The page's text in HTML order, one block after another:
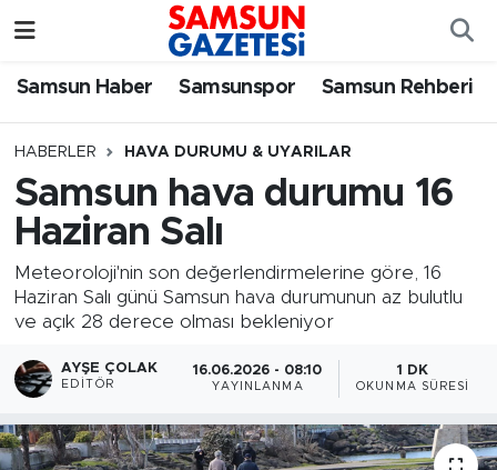
Samsun Haber Samsunspor Samsun Rehberi
HABERLER HAVA DURUMU & UYARILAR
Samsun hava durumu 16
Haziran Salı
Meteoroloji'nin son değerlendirmelerine göre, 16
Haziran Salı günü Samsun hava durumunun az bulutlu
ve açık 28 derece olması bekleniyor
AYŞE ÇOLAK
EDITÖR
16.06.2026 - 08:10
YAYINLANMA
1 DK
OKUNMA SÜRESI
Samsun Haber
Samsun Rehberi
Samsun Nöbetçi Eczaneler
SAMSUN Namaz Vakitleri
Süper Lig Puan Durumu ve Fikstür
Tüm Manşetler
Son Dakika Haberleri